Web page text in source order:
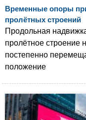
Временные опоры
пролётных строений
Продольная
пролётное строение
постепенно
положение